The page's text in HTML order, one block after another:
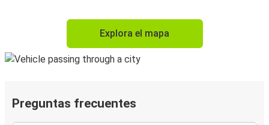
Explora el mapa
Preguntas frecuentes